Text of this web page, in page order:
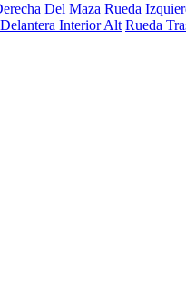
Del Maza Rueda
Interior Alt Rueda